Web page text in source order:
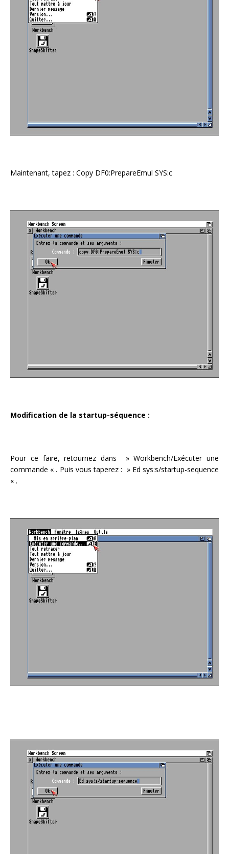
Maintenant, tapez : Copy DF0:PrepareEmul SYS:c
Modification de la startup-séquence :
Pour ce faire, retournez dans » Workbench/Exécuter une
commande « . Puis vous taperez : » Ed sys:s/startup-sequence
« .